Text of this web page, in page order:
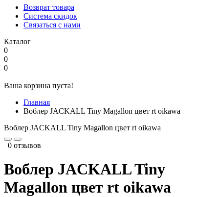
Возврат товара
Система скидок
Связаться с нами
Каталог
0
0
0
Ваша корзина пуста!
Главная
Воблер JACKALL Tiny Magallon цвет rt oikawa
Воблер JACKALL Tiny Magallon цвет rt oikawa
0 отзывов
Воблер JACKALL Tiny
Magallon цвет rt oikawa